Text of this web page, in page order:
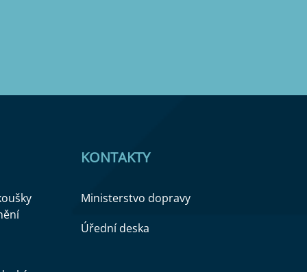
KONTAKTY
Ministerstvo dopravy
Úřední deska